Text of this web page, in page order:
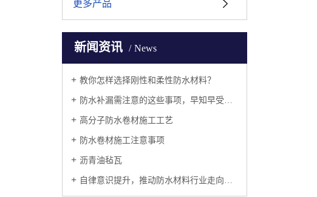
更多产品
新闻资讯 News
教你怎样选择刚性和柔性防水材料？
防水补漏需注意的这些事项，早知早受益！
高分子防水卷材施工工艺
防水卷材施工注意事项
沥青油毡瓦
自律意识提升，推动防水材料行业走向集中